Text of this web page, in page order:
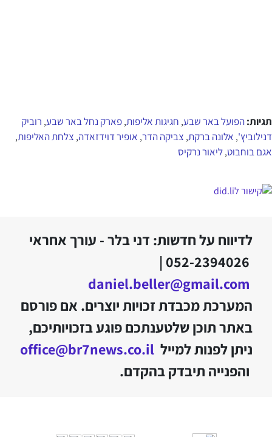
תגיות:הפועל באר שבע, חגיגות אליפות,פארק נחל באר שבע, רוביק
דנילוביץ', אלונה ברקת, צביקה הדר, אופיר דוידזאדה, צלחת האליפות,
אגם בוחבוט,ליאור נרקיס
לדיווח על חדשות: דני בלר - עורך אחראי
052-2394026 |
daniel.beller@gmail.com
המערכת מכבדת זכויות יוצרים. אם פורסם
באתר תוכן שלטענתכם פוגע בזכויותיכם,
ניתן לפנות למייל office@br7news.co.il
והפנייה תיבדק בהקדם.